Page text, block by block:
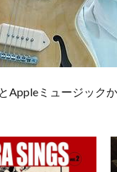
Appleミュージック